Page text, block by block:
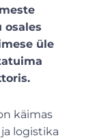
osales
üle
käimas
logistika